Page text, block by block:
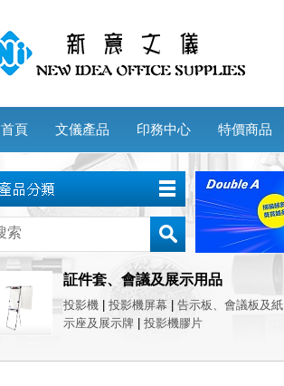
首頁 文儀產品 印務中心 特價商品
証件套、會議及展示用品
投影機 投影機屏幕 告示板、會議板及紙
示座及展示牌
投影機膠片